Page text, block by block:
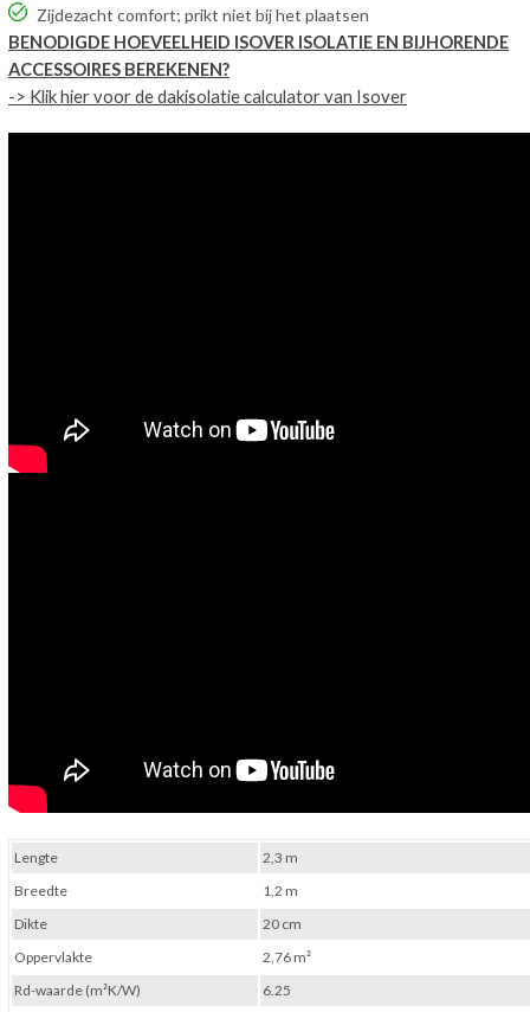
Zijdezacht comfort; prikt niet bij het plaatsen
BENODIGDE HOEVEELHEID ISOVER ISOLATIE EN BIJHORENDE
ACCESSOIRES BEREKENEN?
-> Klik hier voor de dakisolatie calculator van Isover
Lengte
2,3 m
Breedte
1,2 m
Dikte
20 cm
Oppervlakte
2,76 m²
Rd-waarde (m²K/W)
6.25